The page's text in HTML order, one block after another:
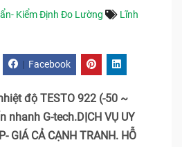
Kiểm Định Đo Lường
Lĩnh
| Facebook
độ TESTO 922 (-50 ~
nhanh G-tech.DỊCH VỤ UY
GIÁ CẢ CẠNH TRANH. HỖ